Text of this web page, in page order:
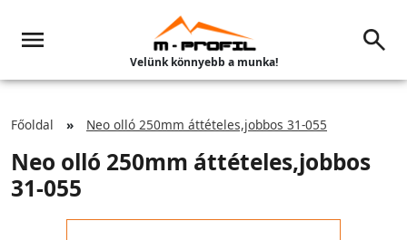
Velünk könnyebb a munka!
Főoldal Neo olló 250mm áttételes,jobbos 31-055
Neo olló 250mm áttételes,jobbos
31-055